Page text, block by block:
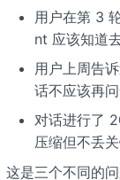
用户在第 3
nt 应该知道
用户上周告
话不应该再
对话进行了
压缩但不丢
这是三个不同的